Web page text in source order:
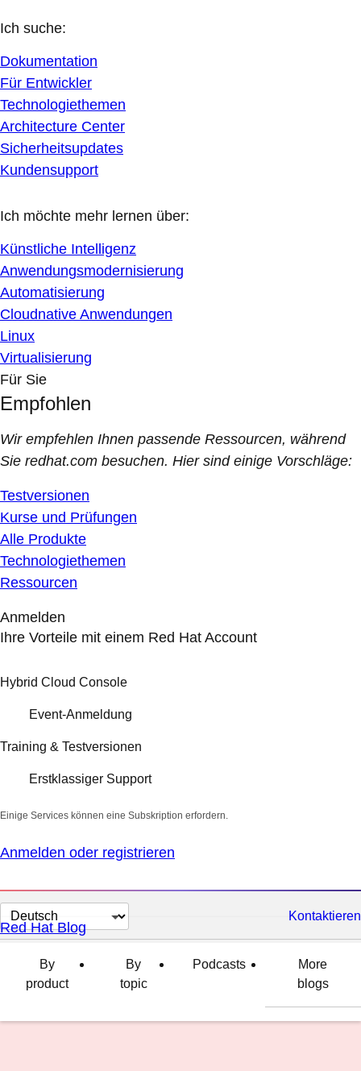
Ich suche:
Dokumentation
Für Entwickler
Technologiethemen
Architecture Center
Sicherheitsupdates
Kundensupport
Ich möchte mehr lernen über:
Künstliche Intelligenz
Anwendungsmodernisierung
Automatisierung
Cloudnative Anwendungen
Linux
Virtualisierung
Für Sie
Empfohlen
Wir empfehlen Ihnen passende Ressourcen, während
Sie redhat.com besuchen. Hier sind einige Vorschläge:
Testversionen
Kurse und Prüfungen
Alle Produkte
Technologiethemen
Ressourcen
Anmelden
Ihre Vorteile mit einem Red Hat Account
Hybrid Cloud Console
Event-Anmeldung
Training & Testversionen
Erstklassiger Support
Einige Services können eine Subskription erfordern.
Anmelden oder registrieren
Sprache
auswählen
Kontaktieren
Red Hat Blog
By
product
By
topic
Podcasts
More
blogs